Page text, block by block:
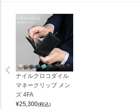
ナイルクロコダイル
マネークリップ メン
ズ 4FA
¥25,300(税込)